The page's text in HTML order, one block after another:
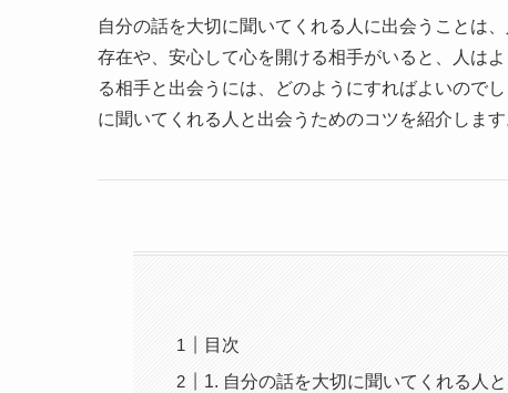
自分の話を大切に聞いてくれる人に出会うことは
存在や、安心して心を開ける相手がいると、人は
る相手と出会うには、どのようにすればよいので
に聞いてくれる人と出会うためのコツを紹介します
目次
1. 自分の話を大切に聞いてくれる人と